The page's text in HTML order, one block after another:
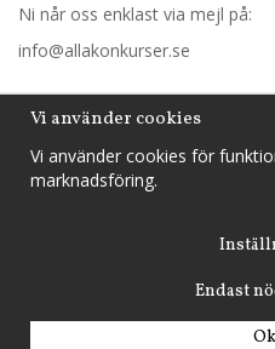
Ni når oss enklast via mejl på:
info@allakonkurser.se
Trygg handel
Hos oss handlar du tryggt och
med din internetbank eller med
Drift &
Vi använder cookies
Vi använder cookies för
marknadsföring.
Endast